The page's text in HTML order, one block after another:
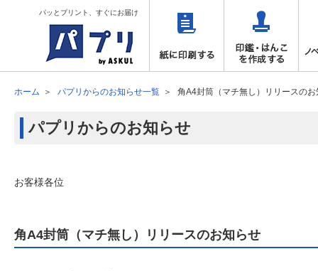
パッとプリント、すぐにお届け
ホーム パプリからのお知らせ一覧 角A4封筒（マチ無し）リリースのお
パプリからのお知らせ
お客様各位
角A4封筒（マチ無し）リリースのお知らせ